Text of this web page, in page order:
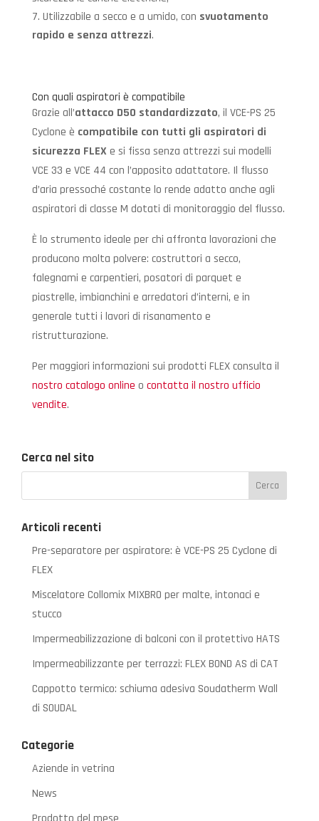
Utilizzabile a secco e a umido, con svuotamento
rapido e senza attrezzi.
Con quali aspiratori è compatibile
Grazie all’attacco D50 standardizzato, il VCE-PS 25
Cyclone è compatibile con tutti gli aspiratori di
sicurezza FLEX e si fissa senza attrezzi sui modelli
VCE 33 e VCE 44 con l’apposito adattatore. Il flusso
d’aria pressoché costante lo rende adatto anche agli
aspiratori di classe M dotati di monitoraggio del flusso.
È lo strumento ideale per chi affronta lavorazioni che
producono molta polvere: costruttori a secco,
falegnami e carpentieri, posatori di parquet e
piastrelle, imbianchini e arredatori d’interni, e in
generale tutti i lavori di risanamento e
ristrutturazione.
Per maggiori informazioni sui prodotti FLEX consulta il
nostro catalogo online o contatta il nostro ufficio
vendite.
Cerca nel sito
Articoli recenti
Pre-separatore per aspiratore: è VCE-PS 25 Cyclone di
FLEX
Miscelatore Collomix MIXBRO per malte, intonaci e
stucco
Impermeabilizzazione di balconi con il protettivo HATS
Impermeabilizzante per terrazzi: FLEX BOND AS di CAT
Cappotto termico: schiuma adesiva Soudatherm Wall
di SOUDAL
Categorie
Aziende in vetrina
News